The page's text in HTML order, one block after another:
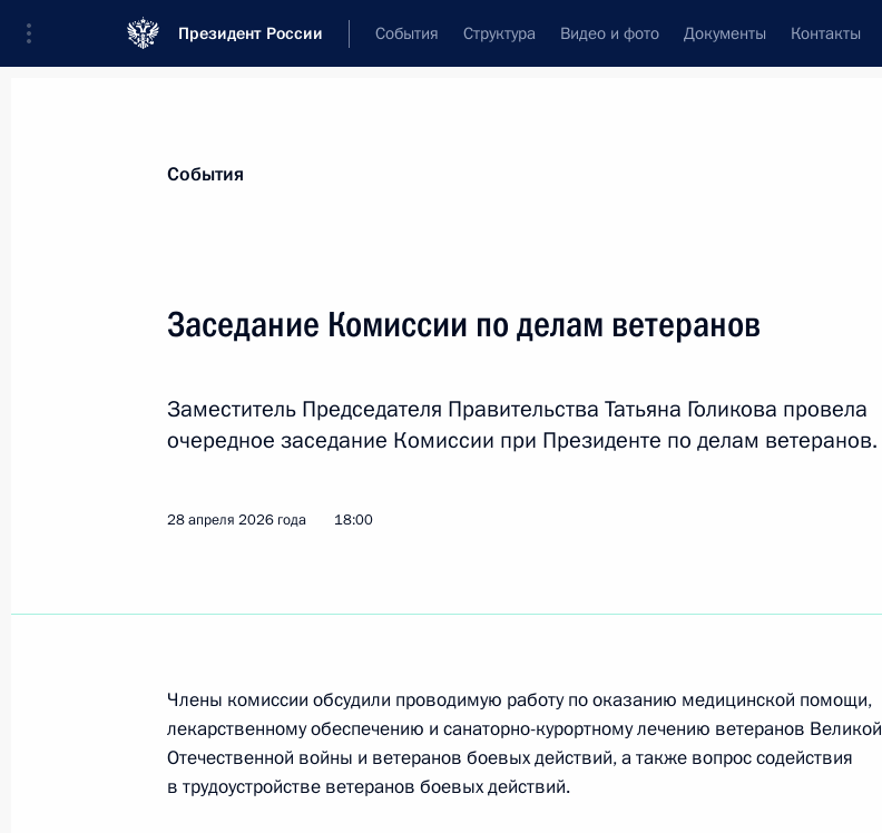
Президент России События Структура Видео и фото Документы Контакты
МВД России передан ряд полномочий Минтруда России в сфере
26 июля 2026 года, 15:25
Заседание Национального совета по профессиональным
квалификациям
События
Заседание Комиссии по делам ветеранов
Заместитель Председателя Правительства Татьяна Голикова провела
очередное заседание Комиссии при Президенте по делам ветеранов.
28 апреля 2026 года 18:00
Члены комиссии обсудили проводимую работу по оказанию медицинской помощи,
лекарственному обеспечению и санаторно-курортному лечению ветеранов Великой
Отечественной войны и ветеранов боевых действий, а также вопрос содействия
в трудоустройстве ветеранов боевых действий.